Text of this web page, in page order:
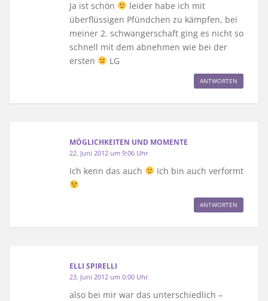
Ja ist schön
leider habe ich mit
überflüssigen Pfündchen zu kämpfen, bei
meiner 2. schwangerschaft ging es nicht so
schnell mit dem abnehmen wie bei der
ersten
LG
ANTWORTEN
MÖGLICHKEITEN UND MOMENTE
22. Juni 2012 um 9:06 Uhr
Ich kenn das auch Ich bin auch verformt
ANTWORTEN
ELLI SPIRELLI
23. Juni 2012 um 0:00 Uhr
also bei mir war das unterschiedlich –